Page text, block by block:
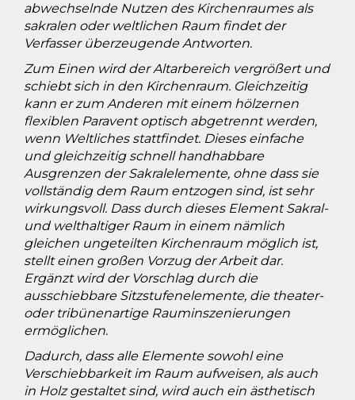
abwechselnde Nutzen des Kirchenraumes als
sakralen oder weltlichen Raum findet der
Verfasser überzeugende Antworten.
Zum Einen wird der Altarbereich vergrößert und
schiebt sich in den Kirchenraum. Gleichzeitig
kann er zum Anderen mit einem hölzernen
flexiblen Paravent optisch abgetrennt werden,
wenn Weltliches stattfindet. Dieses einfache
und gleichzeitig schnell handhabbare
Ausgrenzen der Sakralelemente, ohne dass sie
vollständig dem Raum entzogen sind, ist sehr
wirkungsvoll. Dass durch dieses Element Sakral-
und welthaltiger Raum in einem nämlich
gleichen ungeteilten Kirchenraum möglich ist,
stellt einen großen Vorzug der Arbeit dar.
Ergänzt wird der Vorschlag durch die
ausschiebbare Sitzstufenelemente, die theater-
oder tribünenartige Rauminszenierungen
ermöglichen.
Dadurch, dass alle Elemente sowohl eine
Verschiebbarkeit im Raum aufweisen, als auch
in Holz gestaltet sind, wird auch ein ästhetisch